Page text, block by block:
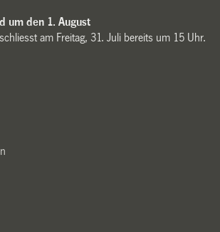
um den 1. August
am Freitag, 31. Juli bereits um 15 Uhr.